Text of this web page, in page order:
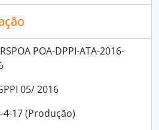
POA-DPPI-ATA-2016-
05/ 2016
4-17 (Produção)